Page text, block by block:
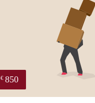
€ 850